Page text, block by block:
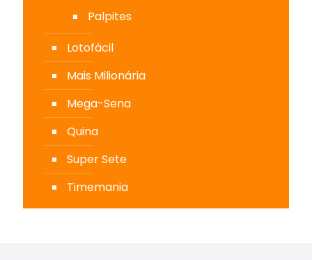
Palpites
Lotofácil
Mais Milionária
Mega-Sena
Quina
Super Sete
Timemania